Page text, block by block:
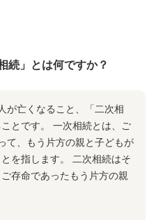
続」とは何ですか？
が亡くなること、「二次相
とです。 一次相続とは、ご
て、もう片方の親と子どもが
を指します。 二次相続はそ
存命であったもう片方の親